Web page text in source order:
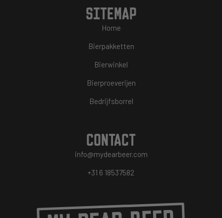
SITEMAP
Home
Bierpakketten
Bierwinkel
Bierproeverijen
Bedrijfsborrel
CONTACT
info@mydearbeer.com
+31 6 18537582